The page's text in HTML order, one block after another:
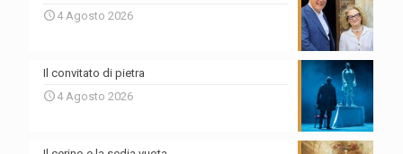
4 Agosto 2026
Il convitato di pietra
4 Agosto 2026